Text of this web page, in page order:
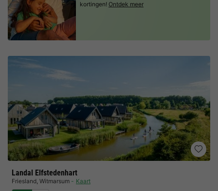
Landal Elfstedenhart
Friesland, Witmarsum Kaart
kortingen! Ontdek meer